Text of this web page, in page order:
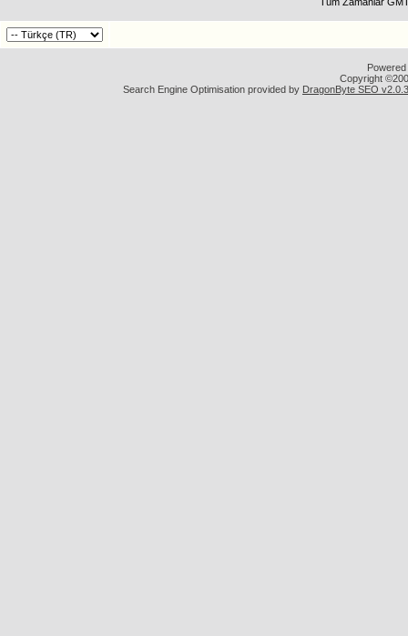
Copyright
Search Engine Optimisation provided by DragonByte SEO